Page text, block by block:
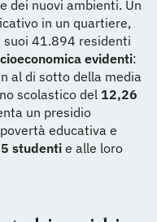
dei nuovi ambienti. Un
in un quartiere,
suoi 41.894 residenti
evidenti:
al di sotto della media
scolastico del 12,26
un presidio
educativa e
studenti e alle loro